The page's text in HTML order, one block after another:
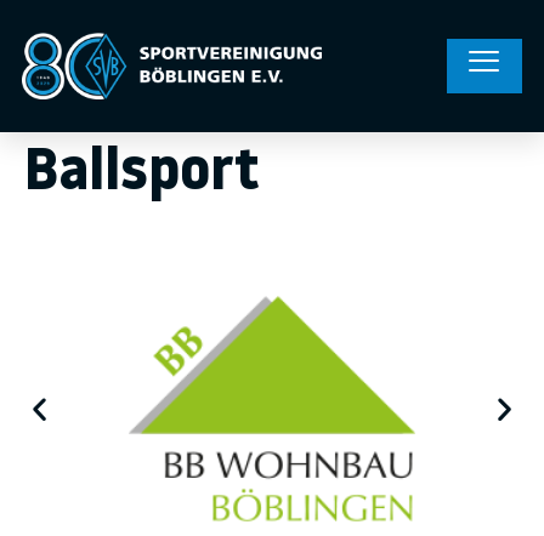
Ballsport